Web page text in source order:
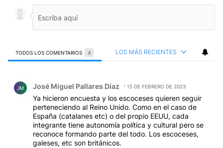
TODOS LOS COMENTARIOS 4 LOS MÁS RECIENTES
JM José Miguel Pallares Díaz 15 DE FEBRERO DE 2023
Ya hicieron encuesta y los escoceses quieren seguir
perteneciendo al Reino Unido. Como en el caso de
España (catalanes etc) o del propio EEUU, cada
integrante tiene autonomía política y cultural pero se
reconoce formando parte del todo. Los escoceses,
galeses, etc son británicos.